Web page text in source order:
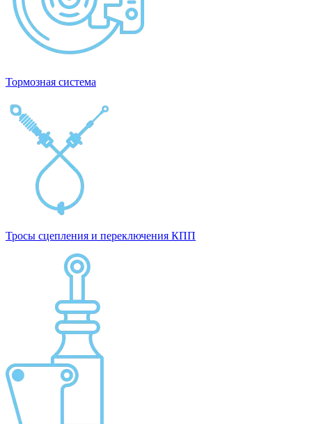
Тормозная система
Тросы сцепления и переключения КПП